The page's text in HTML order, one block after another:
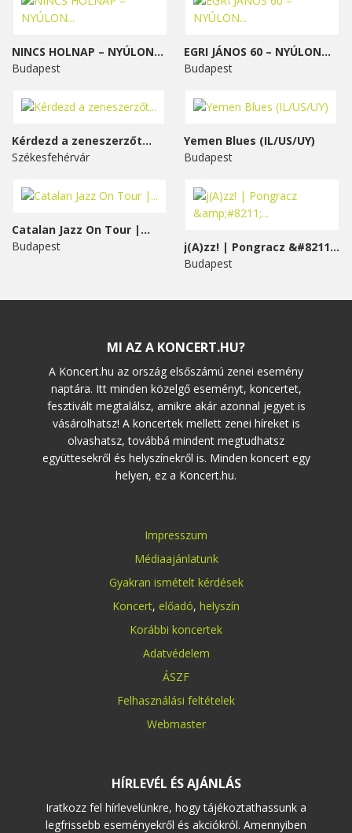
NINCS HOLNAP – NYÚLON...
Budapest
EGRI JÁNOS 60 – NYÚLON...
Budapest
Kérdezd a zeneszerzőt...
Székesfehérvár
Yemen Blues (IL/US/UY)
Budapest
Catalan Jazz On Tour |...
Budapest
j(A)zz! | Pongracz &#8211;...
Budapest
MI AZ A KONCERT.HU?
A Koncert.hu az ország elsőszámú zenei esemény
naptára. Itt minden közelgő eseményt, koncertet,
fesztivált megtalálsz, amikre akár azonnal jegyet is
vásárolhatsz! A koncertek mellett zenei híreket is
olvashatsz, továbbá mindent megtudhatsz
együttesekről és helyszínekről is. Minden koncert egy
helyen, ez a Koncert.hu.
Impresszum
Médiaajánlatunk
Gyakran ismételt kérdések
Koncert, előadó, helyszín
Korábbi koncertek
Adatvédelem
ÁSZF
Felhasználási feltételek
Webmaster
HÍRLEVÉL ÉS AJÁNLÁS
Iratkozz fel hírlevelünkre, hogy tájékoztathassunk a
legfrissebb eseményekről és akciókról. Amennyiben